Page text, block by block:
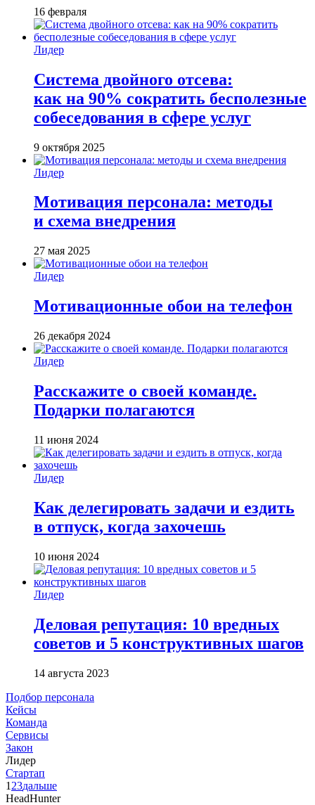
16 февраля
Лидер
Система двойного отсева:
как на 90% сократить бесполезные
собеседования в сфере услуг
9 октября 2025
Лидер
Мотивация персонала: методы
и схема внедрения
27 мая 2025
Лидер
Мотивационные обои на телефон
26 декабря 2024
Лидер
Расскажите о своей команде.
Подарки полагаются
11 июня 2024
Лидер
Как делегировать задачи и ездить
в отпуск, когда захочешь
10 июня 2024
Лидер
Деловая репутация: 10 вредных
советов и 5 конструктивных шагов
14 августа 2023
Подбор персонала
Кейсы
Команда
Сервисы
Закон
Лидер
Стартап
1 23дальше
HeadHunter